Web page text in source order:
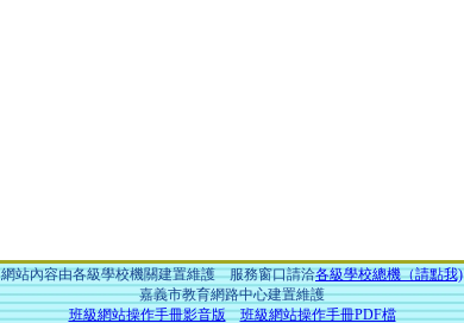
網站內容由各級學校機關建置維護 服務窗口請洽各級學校總機（請點我)
嘉義市教育網路中心建置維護
班級網站操作手冊影音版
班級網站操作手冊PDF檔